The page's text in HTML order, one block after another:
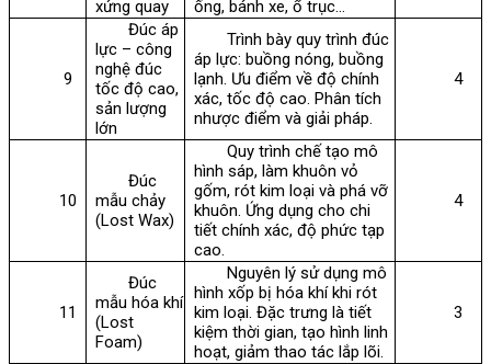
xứng quay
ống, bánh xe, ổ trục…
9
Đúc áp
lực – công
nghệ đúc
tốc độ cao,
sản lượng
lớn
Trình bày quy trình đúc
áp lực: buồng nóng, buồng
lạnh. Ưu điểm về độ chính
xác, tốc độ cao. Phân tích
nhược điểm và giải pháp.
4
10
Đúc
mẫu chảy
(Lost Wax)
Quy trình chế tạo mô
hình sáp, làm khuôn vỏ
gốm, rót kim loại và phá vỡ
khuôn. Ứng dụng cho chi
tiết chính xác, độ phức tạp
cao.
4
11
Đúc
mẫu hóa khí
(Lost
Foam)
Nguyên lý sử dụng mô
hình xốp bị hóa khí khi rót
kim loại. Đặc trưng là tiết
kiệm thời gian, tạo hình linh
hoạt, giảm thao tác lắp lõi.
3